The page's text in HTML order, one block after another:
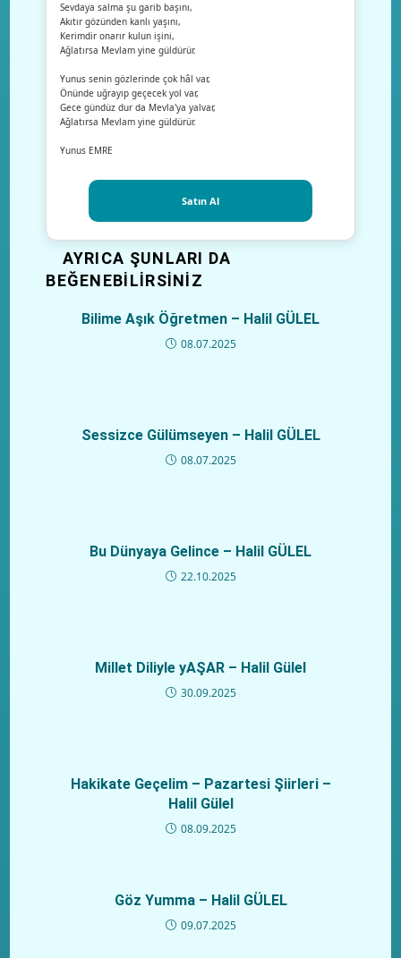
Sevdaya salma şu garib başını,
Akıtır gözünden kanlı yaşını,
Kerimdir onarır kulun işini,
Ağlatırsa Mevlam yine güldürür.
Yunus senin gözlerinde çok hâl var,
Önünde uğrayıp geçecek yol var,
Gece gündüz dur da Mevla'ya yalvar,
Ağlatırsa Mevlam yine güldürür.
Yunus EMRE
Satın Al
AYRICA ŞUNLARI DA
BEĞENEBILIRSINIZ
Bilime Aşık Öğretmen – Halil GÜLEL
08.07.2025
Sessizce Gülümseyen – Halil GÜLEL
08.07.2025
Bu Dünyaya Gelince – Halil GÜLEL
22.10.2025
Millet Diliyle yAŞAR – Halil Gülel
30.09.2025
Hakikate Geçelim – Pazartesi Şiirleri –
Halil Gülel
08.09.2025
Göz Yumma – Halil GÜLEL
09.07.2025